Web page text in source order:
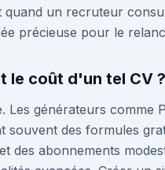
quand un recruteur
précieuse pour le
le coût d'un tel CV ?
Les générateurs comme
souvent des formules
des abonnements